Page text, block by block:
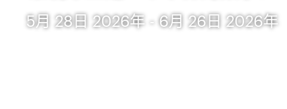
5月 28日 2026年 - 6月 26日 2026年